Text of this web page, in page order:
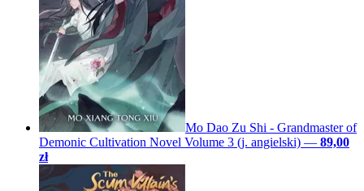
Mo Dao Zu Shi - Grandmaster of
Demonic Cultivation Novel Volume 3 (j. angielski) — 89,00
zł